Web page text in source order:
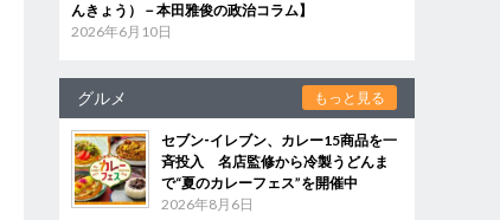
んきょう）－本田雅俊の政治コラム】
2026年6月10日
グルメ もっと見る
セブン‐イレブン、カレー15商品を一
斉投入 名店監修から冷製うどんま
で“夏のカレーフェス”を開催中
2026年8月6日